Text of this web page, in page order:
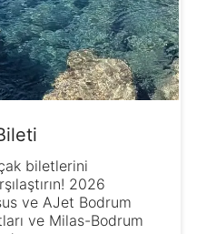
biletlerini
2026
ve AJet Bodrum
ve Milas-Bodrum